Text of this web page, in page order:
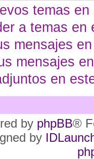
temas
a temas en
mensajes
mensajes
en
by phpBB®
by